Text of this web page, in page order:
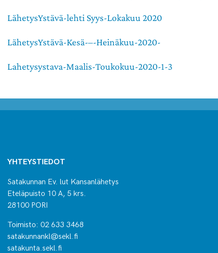
LähetysYstävä-lehti Syys-Lokakuu 2020
LähetysYstävä-Kesä-–-Heinäkuu-2020-
Lahetysystava-Maalis-Toukokuu-2020-1-3
YHTEYSTIEDOT
Satakunnan Ev. lut Kansanlähetys
Eteläpuisto 10 A, 5 krs.
28100 PORI
Toimisto: 02 633 3468
satakunnankl@sekl.fi
satakunta.sekl.fi